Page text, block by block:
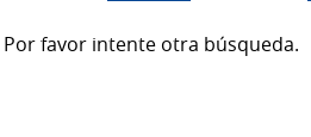
Por favor intente otra búsqueda.